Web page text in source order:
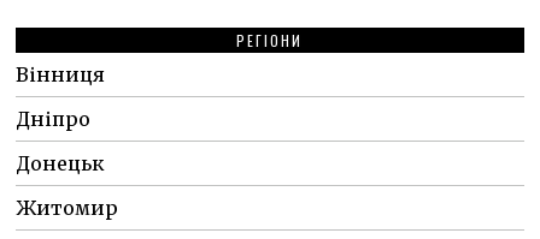
РЕГІОНИ
Вінниця
Дніпро
Донецьк
Житомир